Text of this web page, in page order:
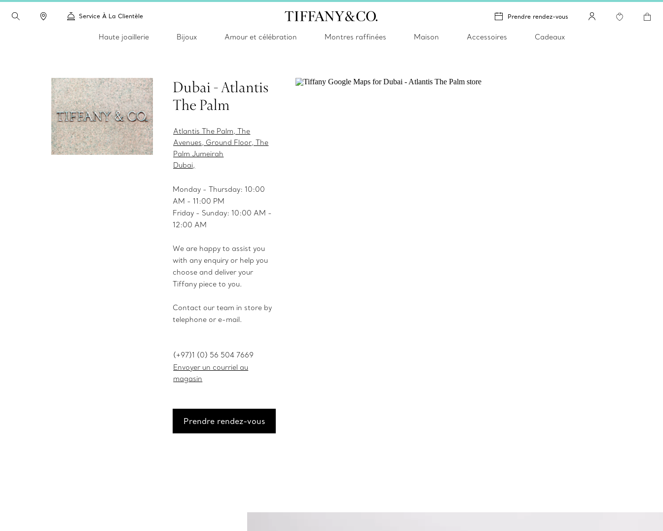
Service À La Clientèle Prendre rendez-vous
Haute joaillerie Bijoux Amour et célébration Montres raffinées Maison Accessoires Cadeaux
Dubai - Atlantis
The Palm
Atlantis The Palm, The
Avenues, Ground Floor, The
Palm Jumeirah
Dubai,
Monday - Thursday: 10:00
AM - 11:00 PM
Friday - Sunday: 10:00 AM -
12:00 AM
We are happy to assist you
with any enquiry or help you
choose and deliver your
Tiffany piece to you.
Contact our team in store by
telephone or e-mail.
(+97)1 (0) 56 504 7669
Envoyer un courriel au
magasin
Prendre rendez-vous